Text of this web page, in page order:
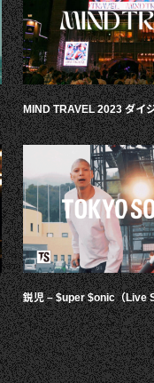
MIND TRAVEL 2023 ダイ
鋭児 – $uper $onic（Live